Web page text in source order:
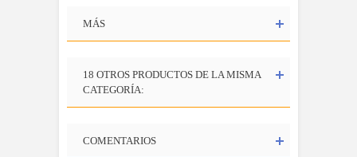
MÁS
18 OTROS PRODUCTOS DE LA MISMA
CATEGORÍA:
COMENTARIOS